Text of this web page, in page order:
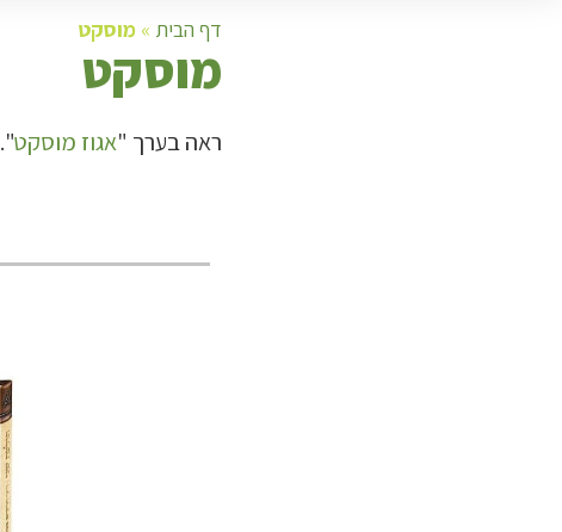
דף הבית » מוסקט
מוסקט
ראה בערך "אגוז מוסקט".